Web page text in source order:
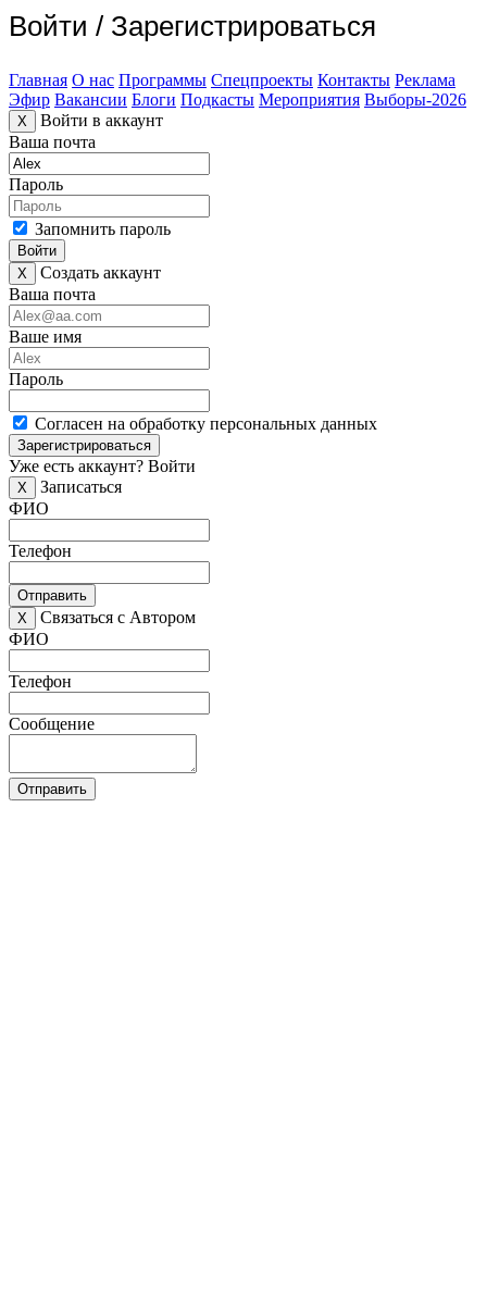
Войти / Зарегистрироваться
Главная О нас Программы Спецпроекты Контакты Реклама
Эфир Вакансии Блоги Подкасты Мероприятия Выборы-2026
X
Войти в аккаунт
Ваша почта
Пароль
Запомнить пароль
Войти
X
Создать аккаунт
Ваша почта
Ваше имя
Пароль
Согласен на обработку персональных данных
Зарегистрироваться
Уже есть аккаунт? Войти
X
Записаться
ФИО
Телефон
Отправить
X
Связаться с Автором
ФИО
Телефон
Сообщение
Отправить